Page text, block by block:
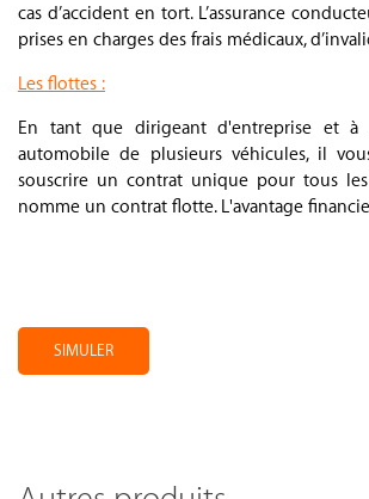
cas d’accident en tort. L’assurance
prises en charges des frais médicaux,
Les flottes :
En tant que dirigeant d'entreprise et
automobile de plusieurs véhicules, il
souscrire un contrat unique pour tous les
nomme un contrat flotte. L'avantage
SIMULER